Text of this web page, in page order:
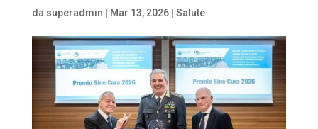
da superadmin Mar 13, 2026| Salute